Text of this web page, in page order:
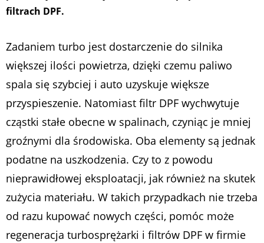
filtrach DPF.
Zadaniem turbo jest dostarczenie do silnika
większej ilości powietrza, dzięki czemu paliwo
spala się szybciej i auto uzyskuje większe
przyspieszenie. Natomiast filtr DPF wychwytuje
cząstki stałe obecne w spalinach, czyniąc je mniej
groźnymi dla środowiska. Oba elementy są jednak
podatne na uszkodzenia. Czy to z powodu
nieprawidłowej eksploatacji, jak również na skutek
zużycia materiału. W takich przypadkach nie trzeba
od razu kupować nowych części, pomóc może
regeneracja turbosprężarki i filtrów DPF w firmie